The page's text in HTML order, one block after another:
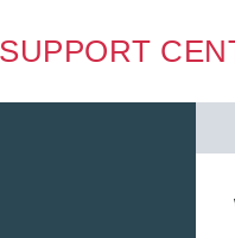
springen
SUPPORT